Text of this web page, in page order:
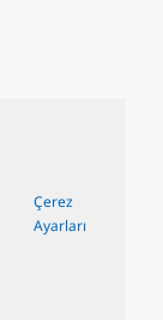
Çerez
Ayarları